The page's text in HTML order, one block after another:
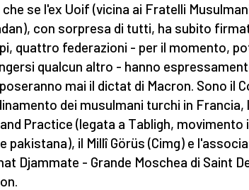
se l'ex Uoif (vicina ai Fratelli
con sorpresa di tutti, ha subito
quattro federazioni - per il momento,
qualcun altro - hanno
mai il dictat di Macron. Sono il
dei musulmani turchi in Francia,
Practice (legata a Tabligh, movimento
pakistana), il Millî Görüs (Cimg) e
Djammate - Grande Moschea di Saint